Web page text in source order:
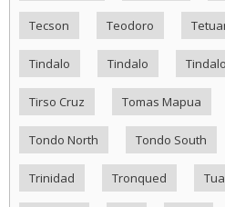
Tecson Teodoro
Tindalo Tindalo
Tirso Cruz Tomas Mapua
Tondo North Tondo South
Trinidad Tronqued